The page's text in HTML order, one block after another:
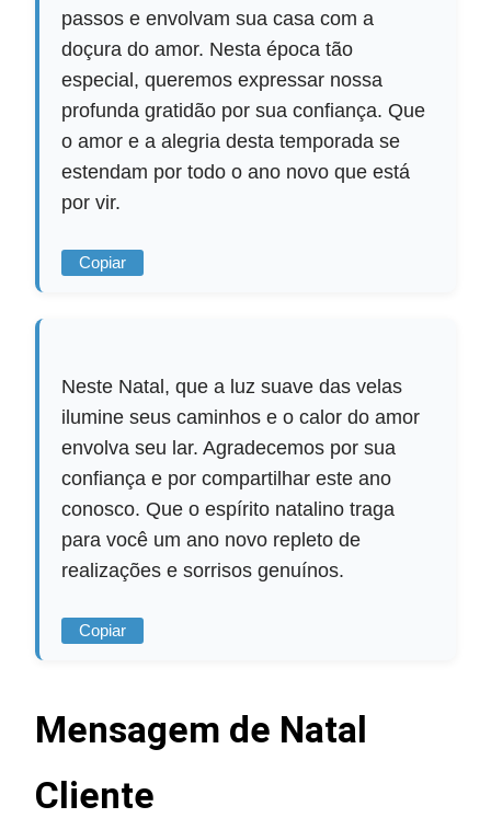
passos e envolvam sua casa com a
doçura do amor. Nesta época tão
especial, queremos expressar nossa
profunda gratidão por sua confiança. Que
o amor e a alegria desta temporada se
estendam por todo o ano novo que está
por vir.
Copiar
Neste Natal, que a luz suave das velas
ilumine seus caminhos e o calor do amor
envolva seu lar. Agradecemos por sua
confiança e por compartilhar este ano
conosco. Que o espírito natalino traga
para você um ano novo repleto de
realizações e sorrisos genuínos.
Copiar
Mensagem de Natal
Cliente